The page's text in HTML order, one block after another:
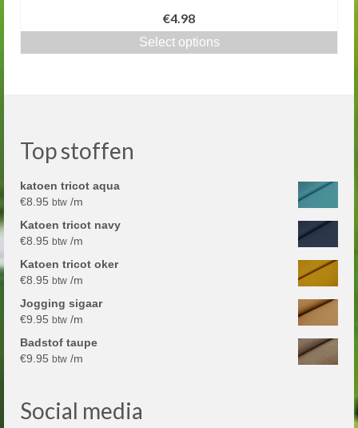
€4.98
Select options
Top stoffen
katoen tricot aqua
€8.95 btw /m
Katoen tricot navy
€8.95 btw /m
Katoen tricot oker
€8.95 btw /m
Jogging sigaar
€9.95 btw /m
Badstof taupe
€9.95 btw /m
Social media